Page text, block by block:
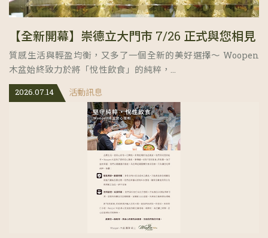
【全新開幕】崇德立大門市 7/26 正式與您相見
質感生活與輕盈均衡，又多了一個全新的美好選擇～ Woopen
木盆始終致力於將「悅性飲食」的純粹，...
2026.07.14 活動訊息